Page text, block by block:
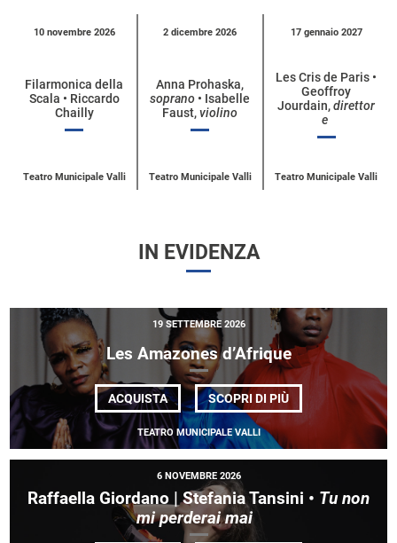
categoria
10 novembre 2026
Filarmonica della
Scala • Riccardo
Chailly
Teatro Municipale Valli
2 dicembre 2026
Anna Prohaska,
soprano • Isabelle
Faust,violino
Teatro Municipale Valli
17 gennaio 2027
Les Cris de Paris •
Geoffroy
Jourdain,direttor
e
Teatro Municipale Valli
IN EVIDENZA
19 SETTEMBRE 2026
Les Amazones d’Afrique
ACQUISTA SCOPRI DI PIÙDI
LES
AMAZONES
TEATRO MUNICIPALE VALLI
6 NOVEMBRE 2026
Raffaella Giordano | Stefania Tansini • Tu non
mi perderai mai